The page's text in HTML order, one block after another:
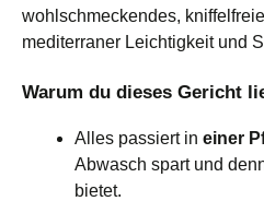
wohlschmeckendes,
mediterraner Leichtigkeit und
Warum du dieses Gericht
Alles passiert in einer
Abwasch spart und
bietet.